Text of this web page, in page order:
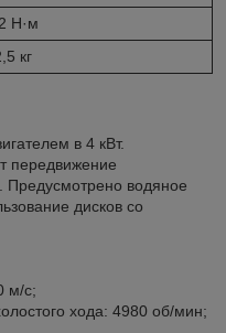
Н·м
кг
в 4 кВт.
передвижение
Предусмотрено водяное
дисков со
м/с;
хода: 4980 об/мин;